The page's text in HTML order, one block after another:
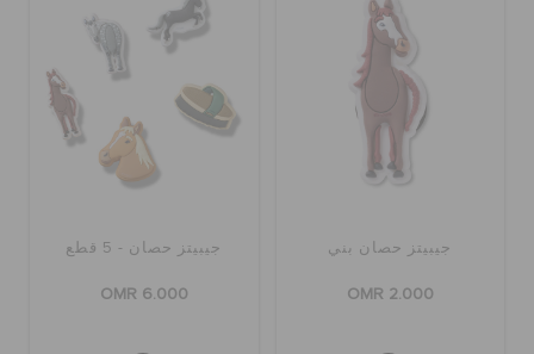
جيبيتز حصان بني
OMR 2.000
جيبيتز حصان - 5 قطع
OMR 6.000